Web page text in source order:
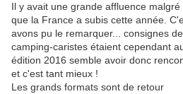
Il y avait une grande affluence
que la France a subis cette année.
avons pu le remarquer... consignes
camping-caristes étaient cependant
édition 2016 semble avoir donc
et c'est tant mieux !
Les grands formats sont de retour